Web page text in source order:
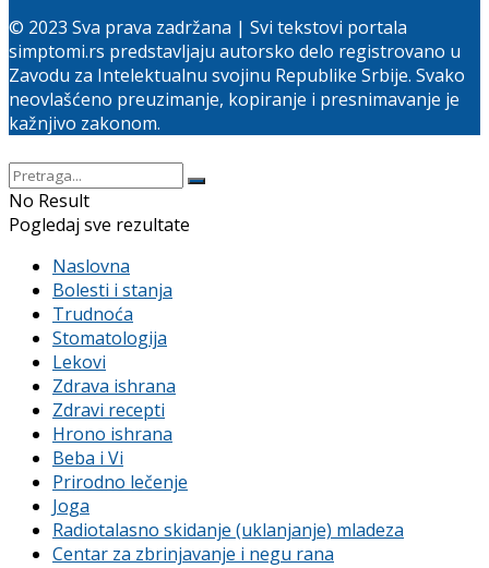
© 2023 Sva prava zadržana | Svi tekstovi portala
simptomi.rs predstavljaju autorsko delo registrovano u
Zavodu za Intelektualnu svojinu Republike Srbije. Svako
neovlašćeno preuzimanje, kopiranje i presnimavanje je
kažnjivo zakonom.
No Result
Pogledaj sve rezultate
Naslovna
Bolesti i stanja
Trudnoća
Stomatologija
Lekovi
Zdrava ishrana
Zdravi recepti
Hrono ishrana
Beba i Vi
Prirodno lečenje
Joga
Radiotalasno skidanje (uklanjanje) mladeza
Centar za zbrinjavanje i negu rana